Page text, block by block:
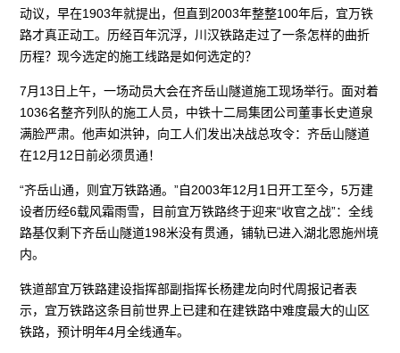
动议，早在1903年就提出，但直到2003年整整100年后，宜万铁
路才真正动工。历经百年沉浮，川汉铁路走过了一条怎样的曲折
历程？现今选定的施工线路是如何选定的？
7月13日上午，一场动员大会在齐岳山隧道施工现场举行。面对着
1036名整齐列队的施工人员，中铁十二局集团公司董事长史道泉
满脸严肃。他声如洪钟，向工人们发出决战总攻令：齐岳山隧道
在12月12日前必须贯通！
“齐岳山通，则宜万铁路通。”自2003年12月1日开工至今，5万建
设者历经6载风霜雨雪，目前宜万铁路终于迎来“收官之战”：全线
路基仅剩下齐岳山隧道198米没有贯通，铺轨已进入湖北恩施州境
内。
铁道部宜万铁路建设指挥部副指挥长杨建龙向时代周报记者表
示，宜万铁路这条目前世界上已建和在建铁路中难度最大的山区
铁路，预计明年4月全线通车。